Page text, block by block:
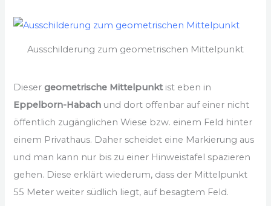
Ausschilderung zum geometrischen Mittelpunkt
Diesergeometrische Mittelpunktist eben in
Eppelborn-Habach und dort offenbar auf einer nicht
öffentlich zugänglichen Wiese bzw. einem Feld hinter
einem Privathaus. Daher scheidet eine Markierung aus
und man kann nur bis zu einer Hinweistafel spazieren
gehen. Diese erklärt wiederum, dass der Mittelpunkt
55 Meter weiter südlich liegt, auf besagtem Feld.